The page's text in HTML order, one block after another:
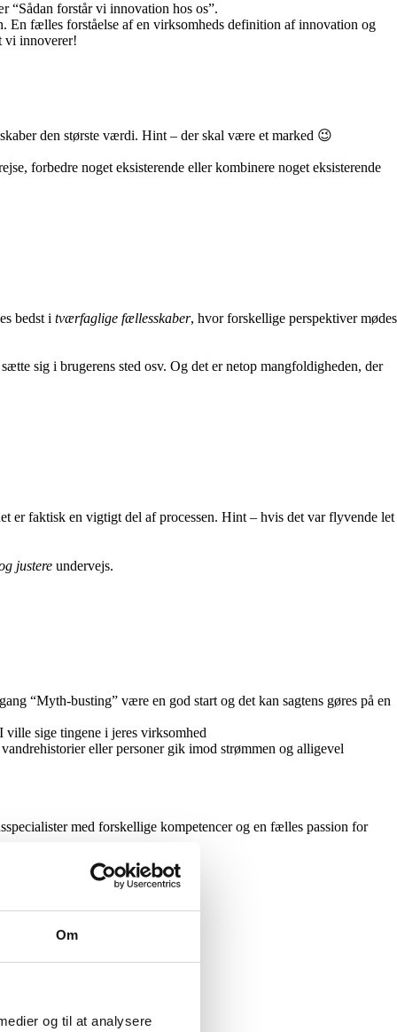
Om
og til at analysere
“Sådan forstår vi innovation hos os”.
En fælles forståelse af en virksomheds definition af innovation og
vi innoverer!
den største værdi. Hint – der skal være et marked 😉
forbedre noget eksisterende eller kombinere noget eksisterende
bedst i tværfaglige fællesskaber, hvor forskellige perspektiver mødes
sig i brugerens sted osv. Og det er netop mangfoldigheden, der
er faktisk en vigtigt del af processen. Hint – hvis det var flyvende let
justere undervejs.
“Myth-busting” være en god start og det kan sagtens gøres på en
ville sige tingene i jeres virksomhed
eller personer gik imod strømmen og alligevel
med forskellige kompetencer og en fælles passion for